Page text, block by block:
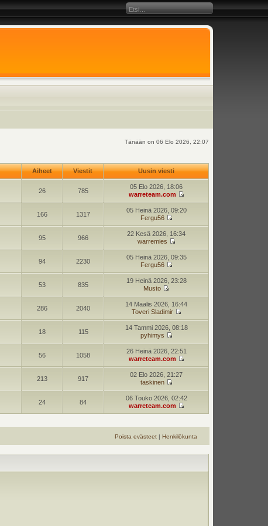
Tänään on 06 Elo 2026, 22:07
Aiheet Viestit Uusin viesti
26 785
05 Elo 2026, 18:06
warreteam.com
166 1317
05 Heinä 2026, 09:20
Fergu56
95 966
22 Kesä 2026, 16:34
warremies
94 2230
05 Heinä 2026, 09:35
Fergu56
53 835
19 Heinä 2026, 23:28
Musto
286 2040
14 Maalis 2026, 16:44
Toveri Sladimir
18 115
14 Tammi 2026, 08:18
pyhimys
56 1058
26 Heinä 2026, 22:51
warreteam.com
213 917
02 Elo 2026, 21:27
taskinen
24 84
06 Touko 2026, 02:42
warreteam.com
Poista evästeet| Henkilökunta